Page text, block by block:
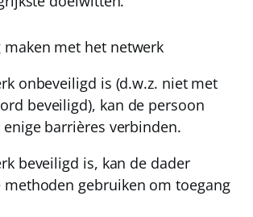
met het netwerk
onbeveiligd is (d.w.z. niet met
beveiligd), kan de persoon
barrières verbinden.
beveiligd is, kan de dader
gebruiken om toegang